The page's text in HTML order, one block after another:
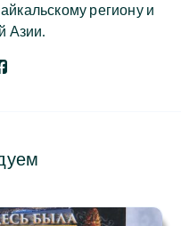
региону и
Азии.